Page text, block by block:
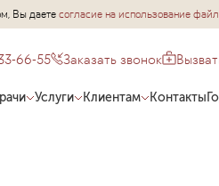
Вы даетесогласие на использование
66-55 Заказать звонок
Услуги Клиентам Контакты